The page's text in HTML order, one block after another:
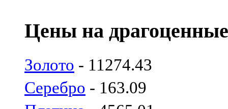
Цены на
Золото - 11274.43
Серебро - 163.09